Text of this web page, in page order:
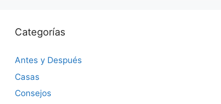
Categorías
Antes y Después
Casas
Consejos